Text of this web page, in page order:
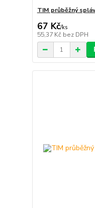
TIM průběžný
67 Kč/ks
55,37 Kč bez DPH